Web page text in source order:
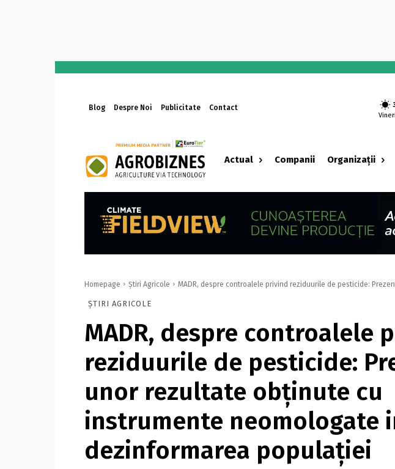
Blog Despre Noi Publicitate Contact
Actual Companii Organizații
Homepage Știri Agricole MADR, despre controalele privind reziduurile de pesticide:
ȘTIRI AGRICOLE
MADR, despre controalele
reziduurile de pesticide:
unor rezultate obţinute cu
instrumente neomologate
dezinformarea populaţiei